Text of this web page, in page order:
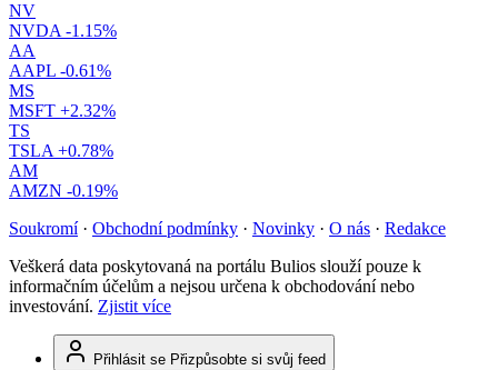
NV
NVDA -1.15%
AA
AAPL -0.61%
MS
MSFT +2.32%
TS
TSLA +0.78%
AM
AMZN -0.19%
Soukromí · Obchodní podmínky · Novinky · O nás · Redakce
Veškerá data poskytovaná na portálu Bulios slouží pouze k
informačním účelům a nejsou určena k obchodování nebo
investování. Zjistit více
Přihlásit se Přizpůsobte si svůj feed